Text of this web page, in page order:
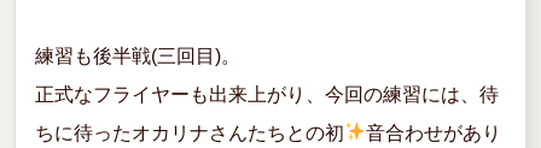
練習も後半戦(三回目)。
正式なフライヤーも出来上がり、今回の練習には、待
ちに待ったオカリナさんたちとの初
音合わせがあり